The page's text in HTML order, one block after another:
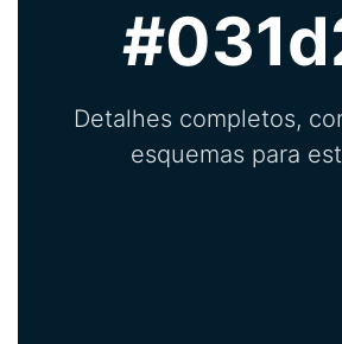
Detalhes completos,
esquemas para